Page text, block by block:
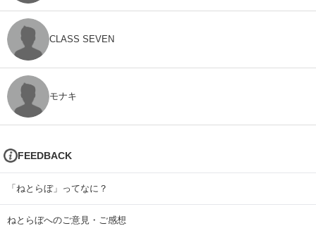
CLASS SEVEN
モナキ
FEEDBACK
「ねとらぼ」ってなに？
ねとらぼへのご意見・ご感想